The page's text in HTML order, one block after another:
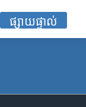
ផ្សាយផ្ទាល់